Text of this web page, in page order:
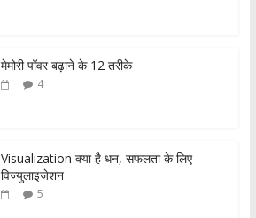
मेमोरी पॉवर बढ़ाने के 12 तरीके
4
Visualization क्या है धन, सफलता के लिए
विज्युलाइजेशन
5